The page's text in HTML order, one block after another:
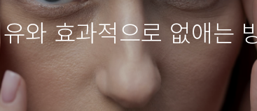
와 효과적으로 없애는